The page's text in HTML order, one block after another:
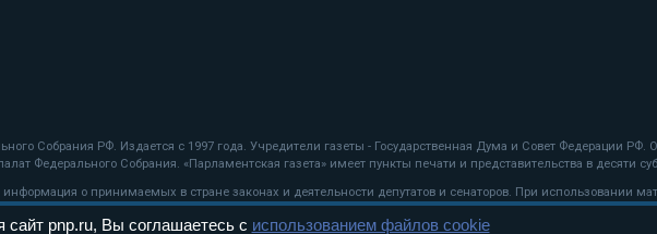
Собрания РФ. Издается с 1997 года. Учредители газеты - Государственная Дума и Совет Федерации
Федерального Собрания. «Парламентская газета» имеет пункты печати и представительства в десяти
о принимаемых в стране законах и деятельности депутатов и сенаторов. При использовании
сайт pnp.ru, Вы соглашаетесь с использованием файлов cookie